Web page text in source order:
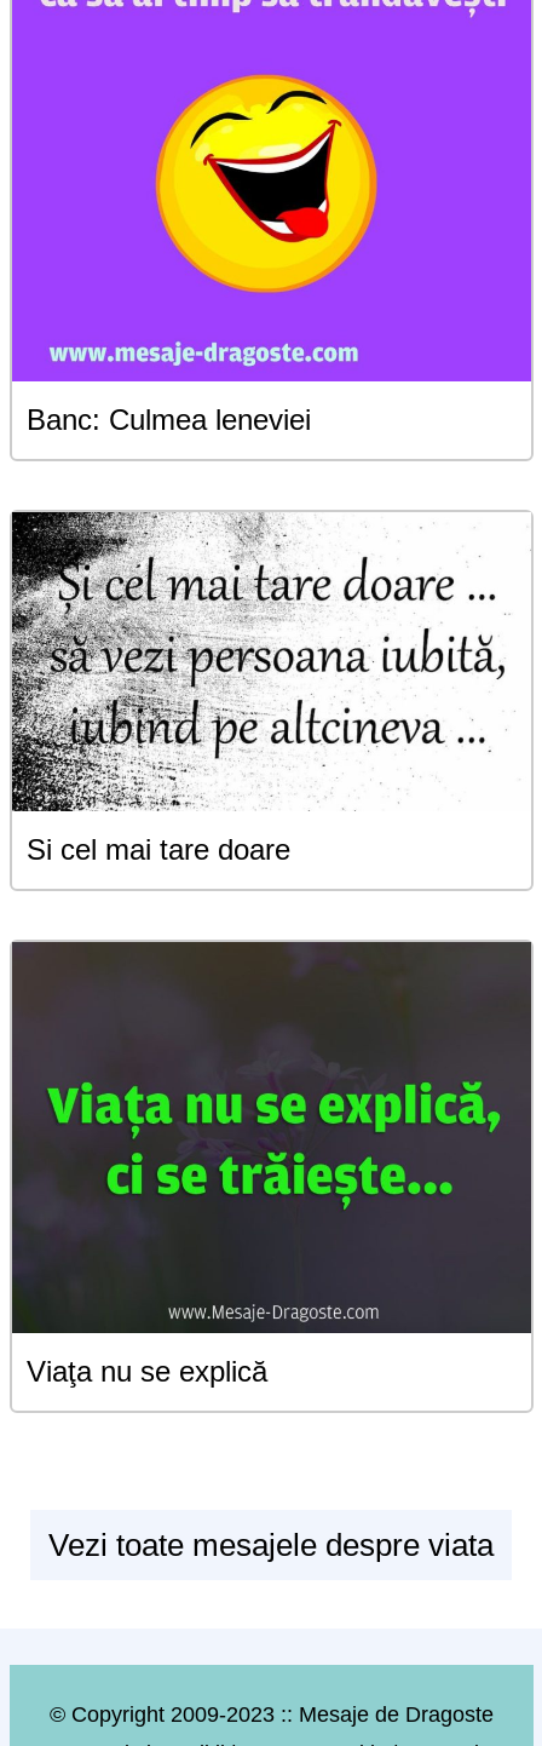
Banc: Culmea leneviei
Si cel mai tare doare
Viaţa nu se explică
Vezi toate mesajele despre viata
© Copyright 2009-2023 :: Mesaje de Dragoste